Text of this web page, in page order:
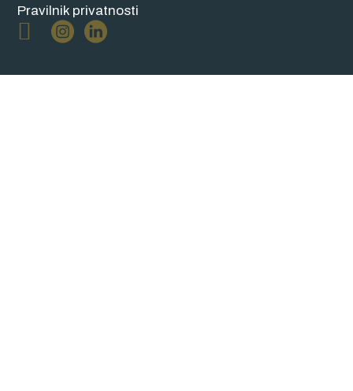
Pravilnik privatnosti